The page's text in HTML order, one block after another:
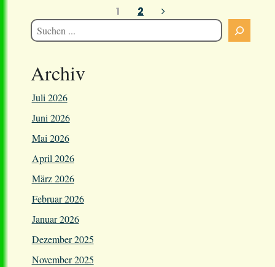
Seitennummerierung
der
Beiträge
1 2
Archiv
Juli 2026
Juni 2026
Mai 2026
April 2026
März 2026
Februar 2026
Januar 2026
Dezember 2025
November 2025